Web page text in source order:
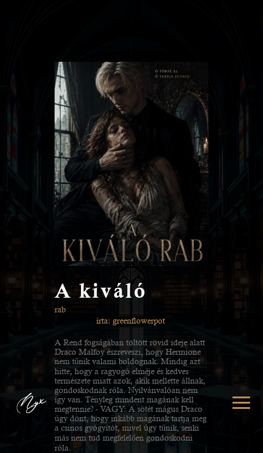
A kiváló
rab
írta: greenflowerpot
A Rend fogságában töltött rövid ideje alatt
Draco Malfoy észreveszi, hogy Hermione
nem tűnik valami boldognak. Mindig azt
hitte, hogy a ragyogó elméje és kedves
természete miatt azok, akik mellette állnak,
gondoskodnak róla. Nyilvánvalóan nem
így van. Tényleg mindent magának kell
megtennie? - VAGY: A sötét mágus Draco
úgy dönt, hogy inkább magának tartja meg
a csinos gyógyítót, mivel úgy tűnik, senki
más nem tud megfelelően gondoskodni
róla.